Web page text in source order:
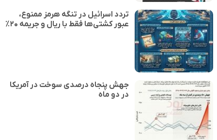
تردد اسرائیل در تنگه هرمز ممنوع،
عبور کشتی‌ها فقط با ریال و جریمه ۲۰٪
جهش پنجاه درصدی سوخت در آمریکا
در دو ماه